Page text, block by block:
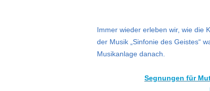
Immer wieder erleben wir, wie die
der Musik „Sinfonie des Geistes“
Musikanlage danach.
Segnungen für